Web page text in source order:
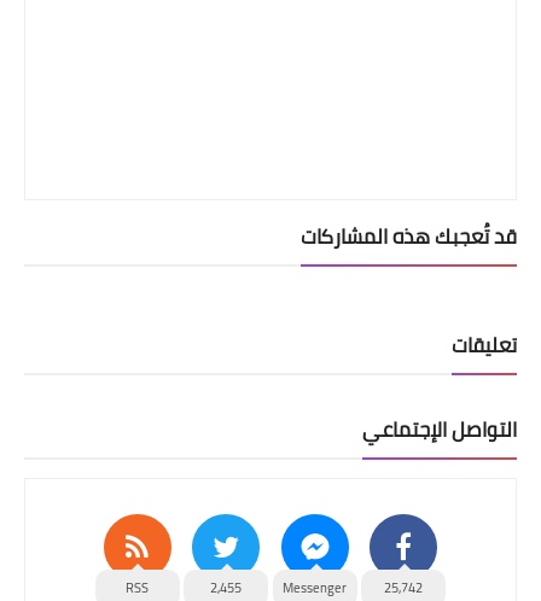
قد تُعجبك هذه المشاركات
تعليقات
التواصل الإجتماعي
25,742
Messenger
2,455
RSS